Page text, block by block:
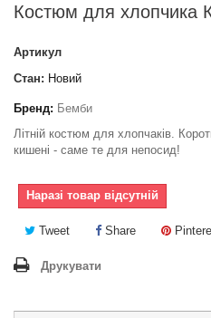
Костюм для хлопчика
Артикул
Стан: Новий
Бренд: Бемби
Літній костюм для хлопчаків.
кишені - саме те для непосид!
Наразі товар відсутній
Tweet Share
Друкувати